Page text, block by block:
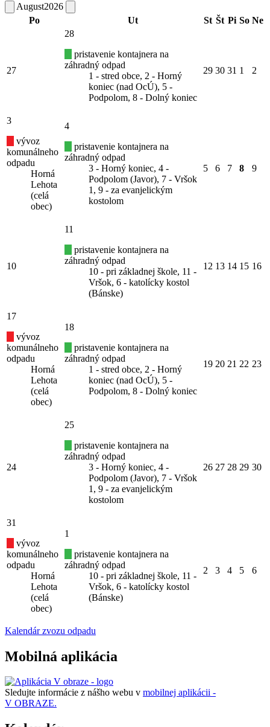
August2026
Po
Ut St Št Pi So Ne
27
28
pristavenie kontajnera na
záhradný odpad
1 - stred obce, 2 - Horný
koniec (nad OcÚ), 5 -
Podpolom, 8 - Dolný koniec
29 30 31 1 2
3
vývoz
komunálneho
odpadu
Horná
Lehota
(celá
obec)
4
pristavenie kontajnera na
záhradný odpad
3 - Horný koniec, 4 -
Podpolom (Javor), 7 - Vršok
1, 9 - za evanjelickým
kostolom
5 6 7 8 9
10
11
pristavenie kontajnera na
záhradný odpad
10 - pri základnej škole, 11 -
Vršok, 6 - katolícky kostol
(Bánske)
12 13 14 15 16
17
vývoz
komunálneho
odpadu
Horná
Lehota
(celá
obec)
18
pristavenie kontajnera na
záhradný odpad
1 - stred obce, 2 - Horný
koniec (nad OcÚ), 5 -
Podpolom, 8 - Dolný koniec
19 20 21 22 23
24
25
pristavenie kontajnera na
záhradný odpad
3 - Horný koniec, 4 -
Podpolom (Javor), 7 - Vršok
1, 9 - za evanjelickým
kostolom
26 27 28 29 30
31
vývoz
komunálneho
odpadu
Horná
Lehota
(celá
obec)
1
pristavenie kontajnera na
záhradný odpad
10 - pri základnej škole, 11 -
Vršok, 6 - katolícky kostol
(Bánske)
2 3 4 5 6
Kalendár zvozu odpadu
Mobilná aplikácia
Sledujte informácie z nášho webu v mobilnej aplikácii -
V OBRAZE.